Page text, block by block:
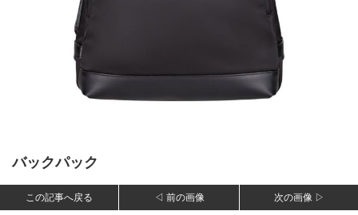
バックパック
この記事へ戻る ◁ 前の画像 次の画像 ▷